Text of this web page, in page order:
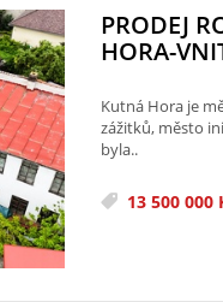
PRODEJ
HORA-
Kutná Hora je
zážitků, město
byla..
13 500 000